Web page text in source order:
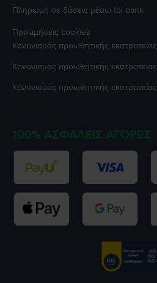
Πληρωμή σε δόσεις μέσω tbi bank
Προτιμήσεις cookies
Κανονισμός προωθητικής εκστρατείας
Κανονισμός προωθητικής εκστρατείας
Κανονισμός προωθητικής εκστρατείας
100% ΑΣΦΑΛΕΊΣ ΑΓΟΡΈΣ